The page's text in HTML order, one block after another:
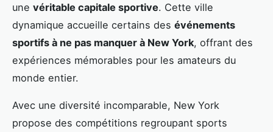
une véritable capitale sportive. Cette ville
dynamique accueille certains des événements
sportifs à ne pas manquer à New York, offrant des
expériences mémorables pour les amateurs du
monde entier.
Avec une diversité incomparable, New York
propose des compétitions regroupant sports